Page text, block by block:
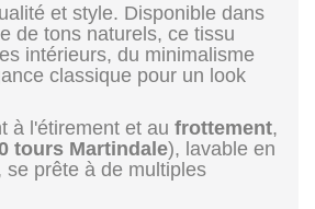
et style. Disponible dans
de tons naturels, ce tissu
intérieurs, du minimalisme
classique pour un look
à l'étirement et au frottement,
tours Martindale), lavable en
se prête à de multiples